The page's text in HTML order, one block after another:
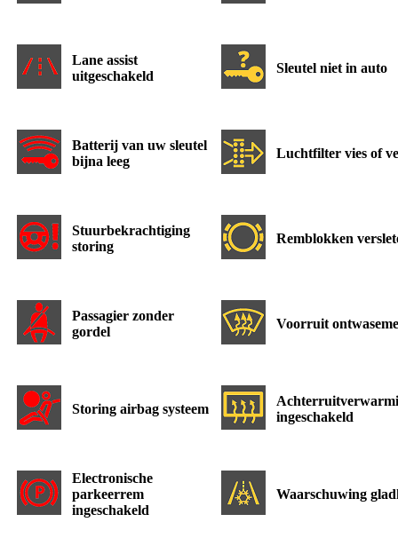
Lane assist
uitgeschakeld
Sleutel niet in auto
Batterij van uw sleutel
bijna leeg
Luchtfilter vies of
Stuurbekrachtiging
storing
Remblokken
Passagier zonder
gordel
Voorruit
Storing airbag systeem
ingeschakeld
Electronische
parkeerrem
ingeschakeld
Waarschuwing